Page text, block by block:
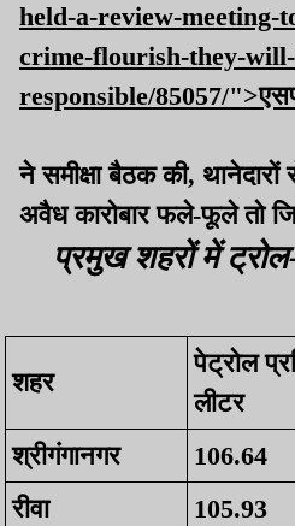
held-a-review-meeting-
crime-flourish-they-
responsible/85057/
ने समीक्षा बैठक की,
अवैध कारोबार फले-फूले तो
प्रमुख शहरों में
शहर
पेट्रोल
लीटर
श्रीगंगानगर
106.64
रीवा
105.93